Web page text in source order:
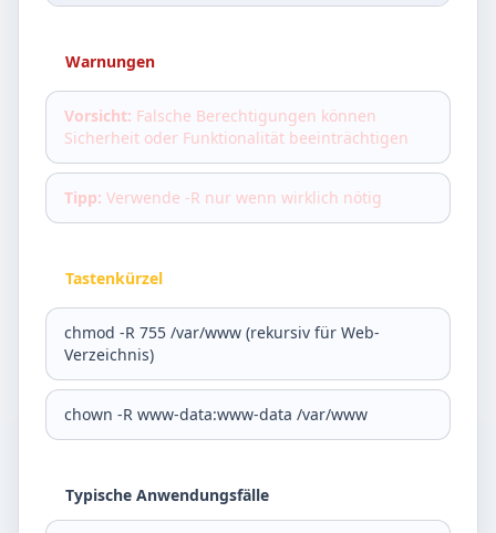
Warnungen
Vorsicht: Falsche Berechtigungen können
Sicherheit oder Funktionalität beeinträchtigen
Tipp: Verwende -R nur wenn wirklich nötig
Tastenkürzel
chmod -R 755 /var/www (rekursiv für Web-
Verzeichnis)
chown -R www-data:www-data /var/www
Typische Anwendungsfälle